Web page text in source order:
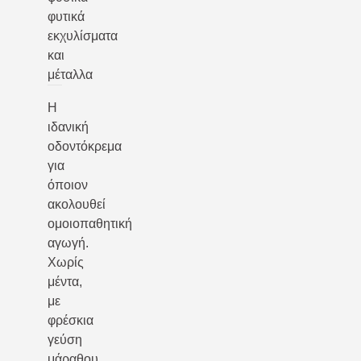
φυτικά
εκχυλίσματα
και
μέταλλα
Η
ιδανική
οδοντόκρεμα
για
όποιον
ακολουθεί
ομοιοπαθητική
αγωγή.
Χωρίς
μέντα,
με
φρέσκια
γεύση